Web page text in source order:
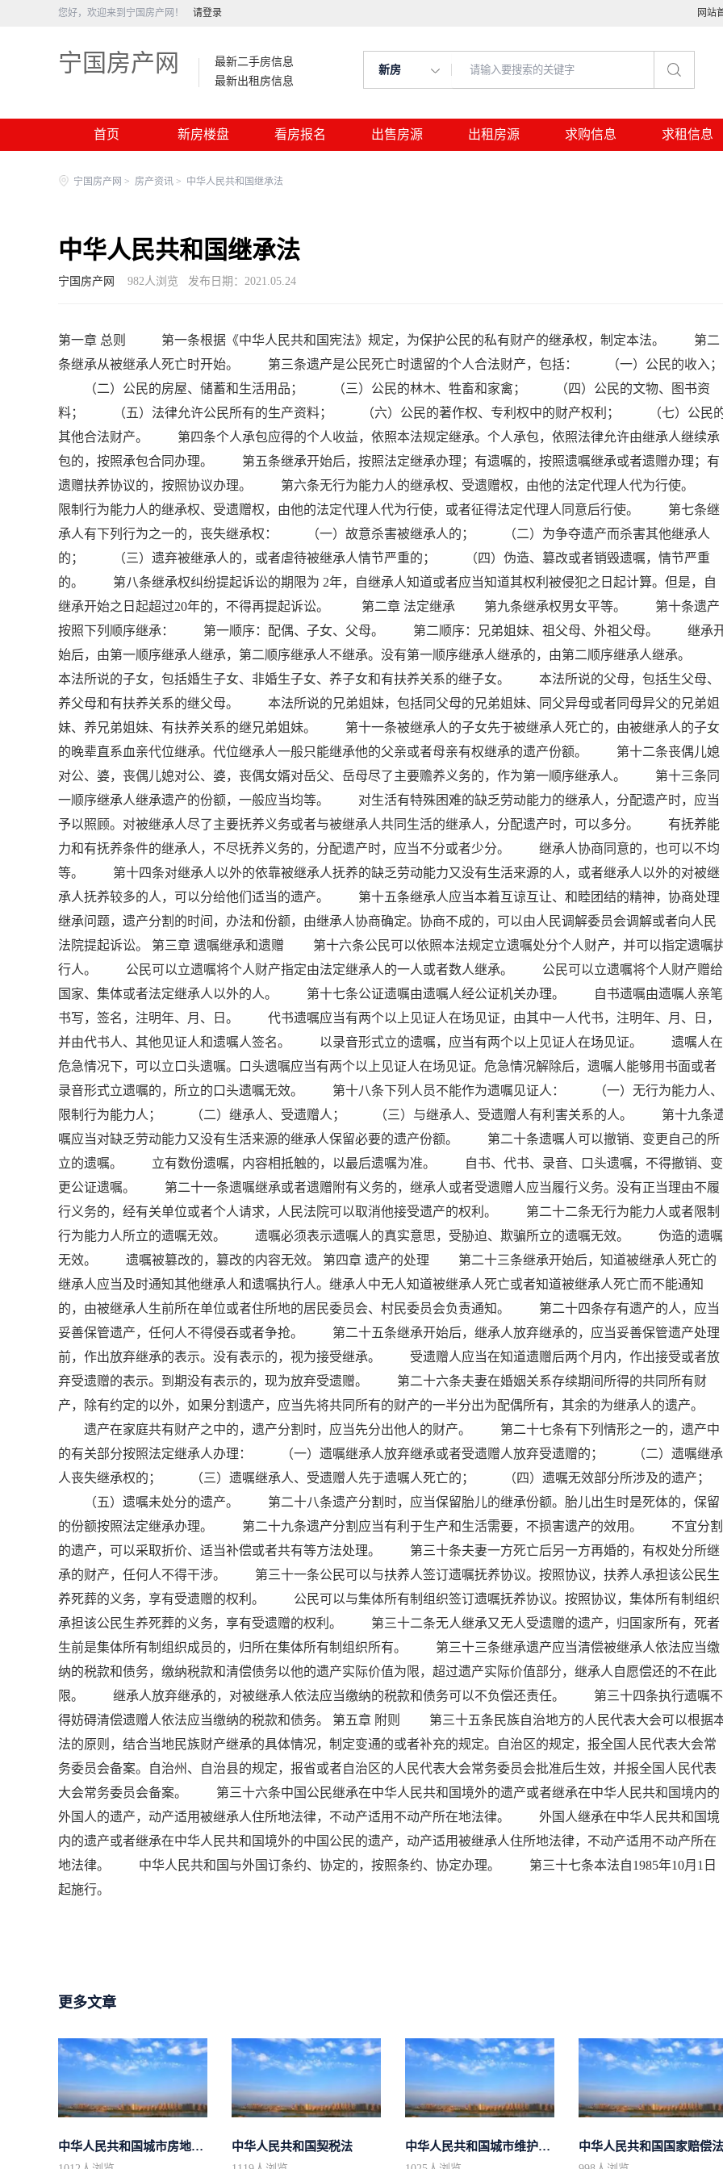
您好，欢迎来到宁国房产网！ 请登录 网站
宁国房产网
最新二手房信息
最新出租房信息
新房
首页 新房楼盘 看房报名 出售房源 出租房源 求购信息 求租信息
宁国房产网 > 房产资讯 > 中华人民共和国继承法
中华人民共和国继承法
宁国房产网 982人浏览 发布日期：2021.05.24
第一章 总则 第一条根据《中华人民共和国宪法》规定，为保护公民的私有财产的继承权，制定本法。 第二
条继承从被继承人死亡时开始。 第三条遗产是公民死亡时遗留的个人合法财产，包括： （一）公民的收入；
（二）公民的房屋、储蓄和生活用品； （三）公民的林木、牲畜和家禽； （四）公民的文物、图书资
料； （五）法律允许公民所有的生产资料； （六）公民的著作权、专利权中的财产权利； （七）公民
其他合法财产。 第四条个人承包应得的个人收益，依照本法规定继承。个人承包，依照法律允许由继承人继续承
包的，按照承包合同办理。 第五条继承开始后，按照法定继承办理；有遗嘱的，按照遗嘱继承或者遗赠办理；有
遗赠扶养协议的，按照协议办理。 第六条无行为能力人的继承权、受遗赠权，由他的法定代理人代为行使。
限制行为能力人的继承权、受遗赠权，由他的法定代理人代为行使，或者征得法定代理人同意后行使。 第七条继
承人有下列行为之一的，丧失继承权： （一）故意杀害被继承人的； （二）为争夺遗产而杀害其他继承人
的； （三）遗弃被继承人的，或者虐待被继承人情节严重的； （四）伪造、篡改或者销毁遗嘱，情节严重
的。 第八条继承权纠纷提起诉讼的期限为 2年，自继承人知道或者应当知道其权利被侵犯之日起计算。但是，自
继承开始之日起超过20年的，不得再提起诉讼。 第二章 法定继承 第九条继承权男女平等。 第十条遗产
按照下列顺序继承： 第一顺序：配偶、子女、父母。 第二顺序：兄弟姐妹、祖父母、外祖父母。 继承
始后，由第一顺序继承人继承，第二顺序继承人不继承。没有第一顺序继承人继承的，由第二顺序继承人继承。
本法所说的子女，包括婚生子女、非婚生子女、养子女和有扶养关系的继子女。 本法所说的父母，包括生父母、
养父母和有扶养关系的继父母。 本法所说的兄弟姐妹，包括同父母的兄弟姐妹、同父异母或者同母异父的兄弟姐
妹、养兄弟姐妹、有扶养关系的继兄弟姐妹。 第十一条被继承人的子女先于被继承人死亡的，由被继承人的子女
的晚辈直系血亲代位继承。代位继承人一般只能继承他的父亲或者母亲有权继承的遗产份额。 第十二条丧偶儿媳
对公、婆，丧偶儿媳对公、婆，丧偶女婿对岳父、岳母尽了主要赡养义务的，作为第一顺序继承人。 第十三条同
一顺序继承人继承遗产的份额，一般应当均等。 对生活有特殊困难的缺乏劳动能力的继承人，分配遗产时，应当
予以照顾。对被继承人尽了主要抚养义务或者与被继承人共同生活的继承人，分配遗产时，可以多分。 有抚养能
力和有抚养条件的继承人，不尽抚养义务的，分配遗产时，应当不分或者少分。 继承人协商同意的，也可以不均
等。 第十四条对继承人以外的依靠被继承人抚养的缺乏劳动能力又没有生活来源的人，或者继承人以外的对被继
承人抚养较多的人，可以分给他们适当的遗产。 第十五条继承人应当本着互谅互让、和睦团结的精神，协商处理
继承问题，遗产分割的时间，办法和份额，由继承人协商确定。协商不成的，可以由人民调解委员会调解或者向人民
法院提起诉讼。 第三章 遗嘱继承和遗赠 第十六条公民可以依照本法规定立遗嘱处分个人财产，并可以指定遗嘱
行人。 公民可以立遗嘱将个人财产指定由法定继承人的一人或者数人继承。 公民可以立遗嘱将个人财产赠给
国家、集体或者法定继承人以外的人。 第十七条公证遗嘱由遗嘱人经公证机关办理。 自书遗嘱由遗嘱人亲笔
书写，签名，注明年、月、日。 代书遗嘱应当有两个以上见证人在场见证，由其中一人代书，注明年、月、日，
并由代书人、其他见证人和遗嘱人签名。 以录音形式立的遗嘱，应当有两个以上见证人在场见证。 遗嘱人在
危急情况下，可以立口头遗嘱。口头遗嘱应当有两个以上见证人在场见证。危急情况解除后，遗嘱人能够用书面或者
录音形式立遗嘱的，所立的口头遗嘱无效。 第十八条下列人员不能作为遗嘱见证人： （一）无行为能力人、
限制行为能力人； （二）继承人、受遗赠人； （三）与继承人、受遗赠人有利害关系的人。 第十九条
嘱应当对缺乏劳动能力又没有生活来源的继承人保留必要的遗产份额。 第二十条遗嘱人可以撤销、变更自己的所
立的遗嘱。 立有数份遗嘱，内容相抵触的，以最后遗嘱为准。 自书、代书、录音、口头遗嘱，不得撤销、变
更公证遗嘱。 第二十一条遗嘱继承或者遗赠附有义务的，继承人或者受遗赠人应当履行义务。没有正当理由不履
行义务的，经有关单位或者个人请求，人民法院可以取消他接受遗产的权利。 第二十二条无行为能力人或者限制
行为能力人所立的遗嘱无效。 遗嘱必须表示遗嘱人的真实意思，受胁迫、欺骗所立的遗嘱无效。 伪造的遗嘱
无效。 遗嘱被篡改的，篡改的内容无效。 第四章 遗产的处理 第二十三条继承开始后，知道被继承人死亡的
继承人应当及时通知其他继承人和遗嘱执行人。继承人中无人知道被继承人死亡或者知道被继承人死亡而不能通知
的，由被继承人生前所在单位或者住所地的居民委员会、村民委员会负责通知。 第二十四条存有遗产的人，应当
妥善保管遗产，任何人不得侵吞或者争抢。 第二十五条继承开始后，继承人放弃继承的，应当妥善保管遗产处理
前，作出放弃继承的表示。没有表示的，视为接受继承。 受遗赠人应当在知道遗赠后两个月内，作出接受或者放
弃受遗赠的表示。到期没有表示的，现为放弃受遗赠。 第二十六条夫妻在婚姻关系存续期间所得的共同所有财
产，除有约定的以外，如果分割遗产，应当先将共同所有的财产的一半分出为配偶所有，其余的为继承人的遗产。
遗产在家庭共有财产之中的，遗产分割时，应当先分出他人的财产。 第二十七条有下列情形之一的，遗产中
的有关部分按照法定继承人办理： （一）遗嘱继承人放弃继承或者受遗赠人放弃受遗赠的； （二）遗嘱继承
人丧失继承权的； （三）遗嘱继承人、受遗赠人先于遗嘱人死亡的； （四）遗嘱无效部分所涉及的遗产；
（五）遗嘱未处分的遗产。 第二十八条遗产分割时，应当保留胎儿的继承份额。胎儿出生时是死体的，保留
的份额按照法定继承办理。 第二十九条遗产分割应当有利于生产和生活需要，不损害遗产的效用。 不宜分割
的遗产，可以采取折价、适当补偿或者共有等方法处理。 第三十条夫妻一方死亡后另一方再婚的，有权处分所继
承的财产，任何人不得干涉。 第三十一条公民可以与扶养人签订遗嘱抚养协议。按照协议，扶养人承担该公民生
养死葬的义务，享有受遗赠的权利。 公民可以与集体所有制组织签订遗嘱抚养协议。按照协议，集体所有制组织
承担该公民生养死葬的义务，享有受遗赠的权利。 第三十二条无人继承又无人受遗赠的遗产，归国家所有，死者
生前是集体所有制组织成员的，归所在集体所有制组织所有。 第三十三条继承遗产应当清偿被继承人依法应当缴
纳的税款和债务，缴纳税款和清偿债务以他的遗产实际价值为限，超过遗产实际价值部分，继承人自愿偿还的不在此
限。 继承人放弃继承的，对被继承人依法应当缴纳的税款和债务可以不负偿还责任。 第三十四条执行遗嘱不
得妨碍清偿遗赠人依法应当缴纳的税款和债务。 第五章 附则 第三十五条民族自治地方的人民代表大会可以根据
法的原则，结合当地民族财产继承的具体情况，制定变通的或者补充的规定。自治区的规定，报全国人民代表大会常
务委员会备案。自治州、自治县的规定，报省或者自治区的人民代表大会常务委员会批准后生效，并报全国人民代表
大会常务委员会备案。 第三十六条中国公民继承在中华人民共和国境外的遗产或者继承在中华人民共和国境内的
外国人的遗产，动产适用被继承人住所地法律，不动产适用不动产所在地法律。 外国人继承在中华人民共和国境
内的遗产或者继承在中华人民共和国境外的中国公民的遗产，动产适用被继承人住所地法律，不动产适用不动产所在
地法律。 中华人民共和国与外国订条约、协定的，按照条约、协定办理。 第三十七条本法自1985年10月1日
起施行。
更多文章
中华人民共和国城市房地产管理法 中华人民共和国契税法 中华人民共和国城市维护建设税法 中华人民共和国国家赔偿法